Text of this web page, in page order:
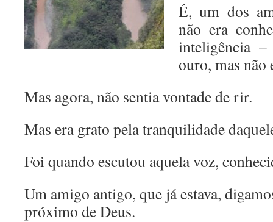
É, um dos
não era
inteligência
ouro, mas não
Mas agora, não sentia vontade de rir.
Mas era grato pela tranquilidade
Foi quando escutou aquela voz,
Um amigo antigo, que já estava,
próximo de Deus.